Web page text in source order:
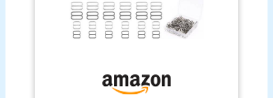
Occasions: Que vous passiez une journée de
détente à la plage ou participiez à des sports
nautiques, ce haut de bikini pour femme offre une